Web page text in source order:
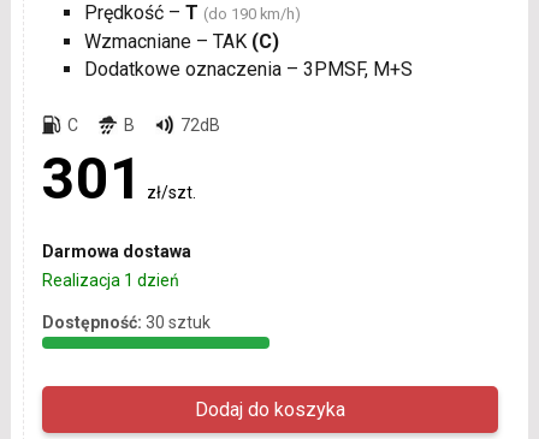
Prędkość – T (do 190 km/h)
Wzmacniane – TAK (C)
Dodatkowe oznaczenia – 3PMSF, M+S
C B 72dB
301 zł/szt.
Darmowa dostawa
Realizacja 1 dzień
Dostępność: 30 sztuk